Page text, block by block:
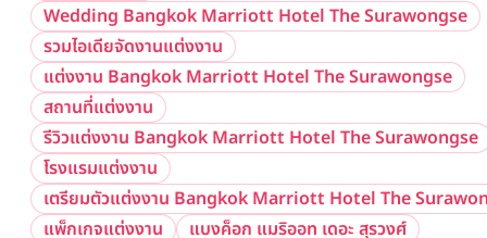
Wedding Bangkok Marriott Hotel The Surawongse
รวมไอเดียจัดงานแต่งงาน
แต่งงาน Bangkok Marriott Hotel The Surawongse
สถานที่แต่งงาน
รีวิวแต่งงาน Bangkok Marriott Hotel The Surawongse
โรงแรมแต่งงาน
เตรียมตัวแต่งงาน Bangkok Marriott Hotel The
แพ็กเกจแต่งงาน
แบงค็อก แมริออท เดอะ สุรวงศ์